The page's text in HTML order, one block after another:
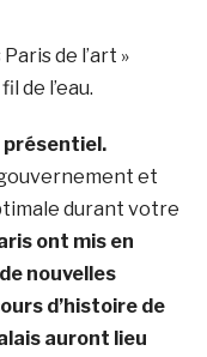
de l’art »
de l’eau.
présentiel.
et
durant votre
ont mis en
nouvelles
d’histoire de
auront lieu